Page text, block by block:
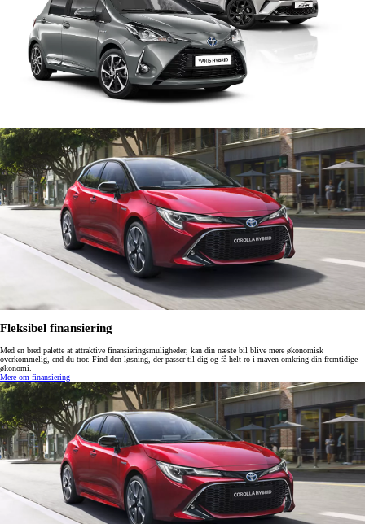
Fleksibel finansiering
Med en bred palette at attraktive finansieringsmuligheder, kan din næste bil blive mere økonomisk
overkommelig, end du tror. Find den løsning, der passer til dig og få helt ro i maven omkring din fremtidige
økonomi.
Mere om finansiering